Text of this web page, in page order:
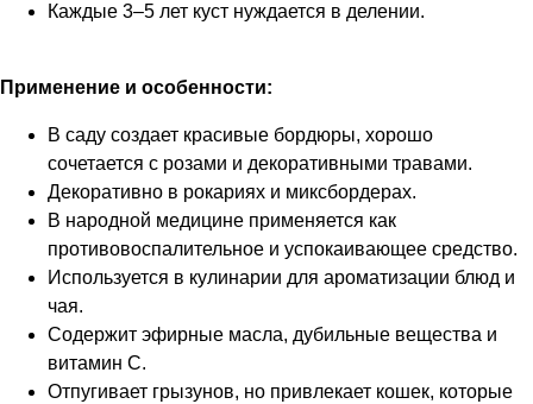
Каждые 3–5 лет куст нуждается в делении.
Применение и особенности:
В саду создает красивые бордюры, хорошо
сочетается с розами и декоративными травами.
Декоративно в рокариях и миксбордерах.
В народной медицине применяется как
противовоспалительное и успокаивающее средство.
Используется в кулинарии для ароматизации блюд и
чая.
Содержит эфирные масла, дубильные вещества и
витамин C.
Отпугивает грызунов, но привлекает кошек, которые